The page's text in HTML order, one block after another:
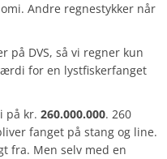
Andre regnestykker når
på DVS, så vi regner kun
for en lystfiskerfanget
på kr. 260.000.000. 260
fanget på stang og line.
fra. Men selv med en